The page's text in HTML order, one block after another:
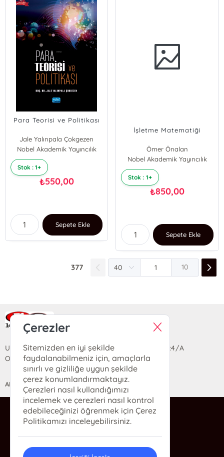
Para Teorisi ve Politikası
Jale Yalınpala Çokgezen
Nobel Akademik Yayıncılık
Stok : 1+
₺550,00
Sepete Ekle
İşletme Matematiği
Ömer Önalan
Nobel Akademik Yayıncılık
Stok : 1+
₺850,00
Sepete Ekle
377 10
Ra Yayın Kitabevi
Uzun Sokak Saray Çarşısı Lara Sineması Girişi No:4/A
Ortahisar/TRABZON
ANASAYFA YARDIM İLETİŞİM
ra@rakitap.com
0(462) 326 49 71
Çerezler
Sitemizden en iyi şekilde
faydalanabilmeniz için, amaçlarla
sınırlı ve gizliliğe uygun şekilde
çerez konumlandırmaktayız.
Çerezleri nasıl kullandığımızı
incelemek ve çerezleri nasıl kontrol
edebileceğinizi öğrenmek için Çerez
Politikamızı inceleyebilirsiniz.